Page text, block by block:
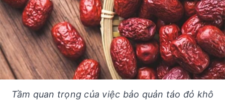
Tầm quan trọng của việc bảo quản táo đỏ khô